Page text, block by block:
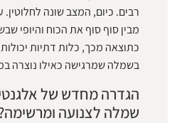
רבים. כיום, המצב שונה
מבין סוף סוף את הכוח והיופי
כתוצאה מכך, כלות דתיות
בשמלה שמרגישה כאילו נוצרה
הגדרה מחדש של
שמלה לצנועה